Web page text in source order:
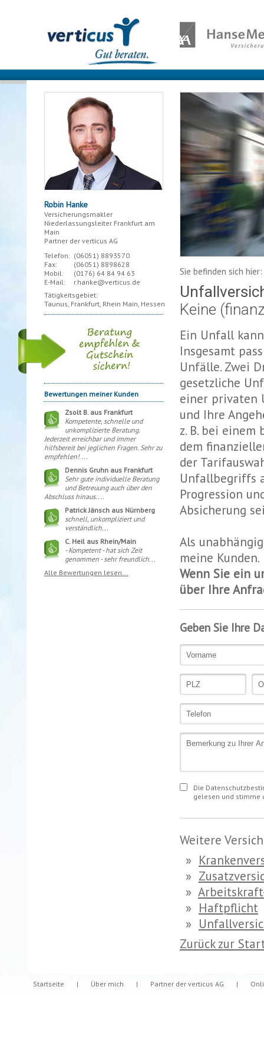
Robin Hanke
Versicherungsmakler
Niederlassungsleiter Frankfurt am
Main
Partner der verticus AG
Telefon: (06051) 8893570
Fax:
(06051) 8898628
Mobil:
(0176) 64 84 94 63
E-Mail:
r.hanke@verticus.de
Tätigkeitsgebiet:
Taunus, Frankfurt, Rhein Main, Hessen
Bewertungen meiner Kunden
Zsolt B. aus Frankfurt
Kompetente, schnelle und
unkomplizierte Beratung.
Jederzeit erreichbar und immer
hilfsbereit bei jeglichen Fragen. Sehr zu
empfehlen! ...
Dennis Gruhn aus Frankfurt
Sehr gute individuelle Beratung
und Betreuung auch über den
Abschluss hinaus....
Patrick Jänsch aus Nürnberg
schnell, unkompliziert und
verständlich...
C. Heil aus Rhein/Main
- Kompetent - hat sich Zeit
genommen - sehr freundlich...
Alle Bewertungen lesen...
Sie befinden sich
Keine
Ein Unfall
Insgesamt
Unfälle. Zwei
gesetzliche
einer privaten
und Ihre
z. B. bei
dem
der
Unfallbegriffs
Progression
Absicherung
Als
meine Kunden.
Wenn Sie ein
über Ihre
Geben Sie Ihre
Die
gelesen und stimme
Weitere
»
»
»
» Haftpflicht
»
Zurück zur
Startseite | Über mich | Partner der verticus AG |